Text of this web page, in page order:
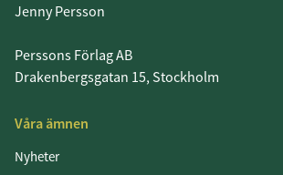
Jenny Persson
Perssons Förlag AB
Drakenbergsgatan 15, Stockholm
Våra ämnen
Nyheter